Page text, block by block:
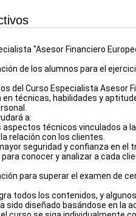
"Asesor Financiero
de los alumnos para el
del Curso Especialista Asesor
técnicas, habilidades y
a:
aspectos técnicos vinculados a
relación con los clientes.
seguridad y confianza en el
conocer y analizar a cada
para superar el examen de
todos los contenidos, y
sido diseñado basándose en la